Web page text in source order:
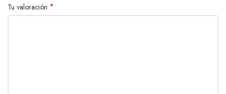
Tu valoración *